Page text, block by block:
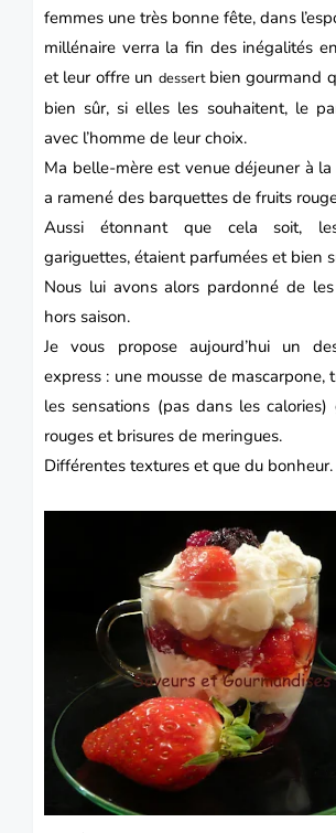
femmes une très bonne fête, dans
millénaire verra la fin des inégalités
et leur offre un dessertbien gourmand
bien sûr, si elles les souhaitent, le
avec l’homme de leur choix.
Ma belle-mère est venue déjeuner à
a ramené des barquettes de fruits
Aussi étonnant que cela soit,
gariguettes, étaient parfumées et bien
Nous lui avons alors pardonné de
hors saison.
Je vous propose aujourd’hui un
express : une mousse de mascarpone,
les sensations (pas dans les
rouges et brisures de meringues.
Différentes textures et que du bonheur.